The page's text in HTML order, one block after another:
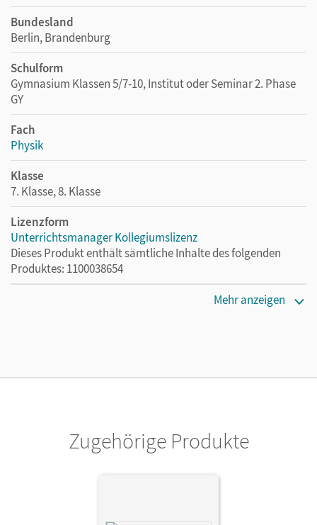
Bundesland
Berlin, Brandenburg
Schulform
Gymnasium Klassen 5/7-10, Institut oder Seminar 2. Phase
GY
Fach
Physik
Klasse
7. Klasse, 8. Klasse
Lizenzform
Unterrichtsmanager Kollegiumslizenz
Dieses Produkt enthält sämtliche Inhalte des folgenden
Produktes: 1100038654
Unterrichtsmanagers solange das Lehrwerk erhältlich ist.
Mehr anzeigen
Zugehörige Produkte